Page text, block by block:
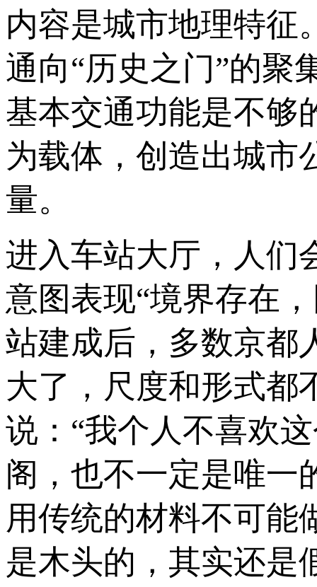
内容是城市地理特征
通向“历史之门”的聚
基本交通功能是不够
为载体，创造出城市
量。
进入车站大厅，人们
意图表现“境界存在
站建成后，多数京都
大了，尺度和形式都
说：“我个人不喜欢
阁，也不一定是唯一
用传统的材料不可能
是木头的，其实还是